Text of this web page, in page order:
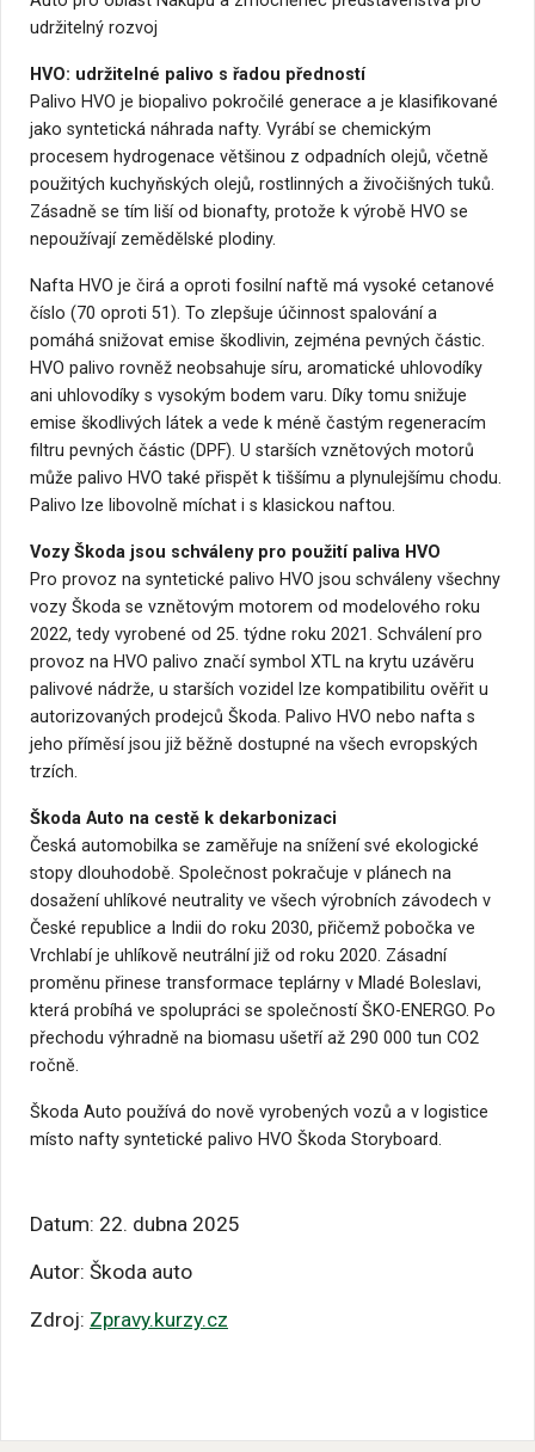
udržitelný rozvoj
HVO: udržitelné palivo s řadou předností
Palivo HVO je biopalivo pokročilé generace a je klasifikované
jako syntetická náhrada nafty. Vyrábí se chemickým
procesem hydrogenace většinou z odpadních olejů, včetně
použitých kuchyňských olejů, rostlinných a živočišných tuků.
Zásadně se tím liší od bionafty, protože k výrobě HVO se
nepoužívají zemědělské plodiny.
Nafta HVO je čirá a oproti fosilní naftě má vysoké cetanové
číslo (70 oproti 51). To zlepšuje účinnost spalování a
pomáhá snižovat emise škodlivin, zejména pevných částic.
HVO palivo rovněž neobsahuje síru, aromatické uhlovodíky
ani uhlovodíky s vysokým bodem varu. Díky tomu snižuje
emise škodlivých látek a vede k méně častým regeneracím
filtru pevných částic (DPF). U starších vznětových motorů
může palivo HVO také přispět k tiššímu a plynulejšímu chodu.
Palivo lze libovolně míchat i s klasickou naftou.
Vozy Škoda jsou schváleny pro použití paliva HVO
Pro provoz na syntetické palivo HVO jsou schváleny všechny
vozy Škoda se vznětovým motorem od modelového roku
2022, tedy vyrobené od 25. týdne roku 2021. Schválení pro
provoz na HVO palivo značí symbol XTL na krytu uzávěru
palivové nádrže, u starších vozidel lze kompatibilitu ověřit u
autorizovaných prodejců Škoda. Palivo HVO nebo nafta s
jeho příměsí jsou již běžně dostupné na všech evropských
trzích.
Škoda Auto na cestě k dekarbonizaci
Česká automobilka se zaměřuje na snížení své ekologické
stopy dlouhodobě. Společnost pokračuje v plánech na
dosažení uhlíkové neutrality ve všech výrobních závodech v
České republice a Indii do roku 2030, přičemž pobočka ve
Vrchlabí je uhlíkově neutrální již od roku 2020. Zásadní
proměnu přinese transformace teplárny v Mladé Boleslavi,
která probíhá ve spolupráci se společností ŠKO-ENERGO. Po
přechodu výhradně na biomasu ušetří až 290 000 tun CO2
ročně.
Škoda Auto používá do nově vyrobených vozů a v logistice
místo nafty syntetické palivo HVO Škoda Storyboard.
Datum: 22. dubna 2025
Autor: Škoda auto
Zdroj: Zpravy.kurzy.cz